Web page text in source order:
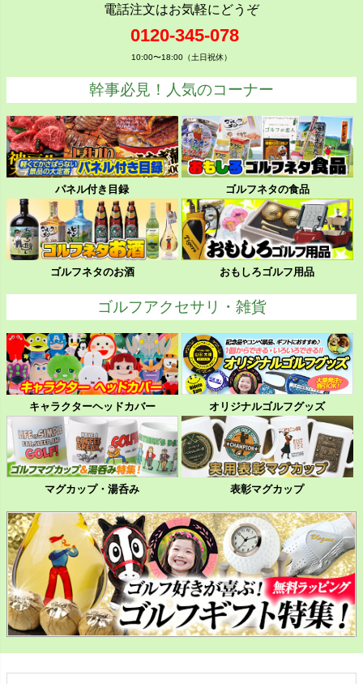
電話注文はお気軽にどうぞ
0120-345-078
10:00〜18:00（土日祝休）
幹事必見！人気のコーナー
パネル付き目録 ゴルフネタの食品
ゴルフネタのお酒 おもしろゴルフ用品
ゴルフアクセサリ・雑貨
キャラクターヘッドカバー オリジナルゴルフグッズ
マグカップ・湯呑み 表彰マグカップ